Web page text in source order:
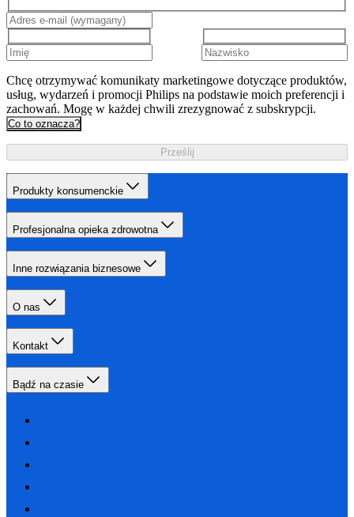
Chcę otrzymywać komunikaty marketingowe dotyczące produktów,
usług, wydarzeń i promocji Philips na podstawie moich preferencji i
zachowań. Mogę w każdej chwili zrezygnować z subskrypcji.
Co to oznacza?
Prześlij
Produkty konsumenckie
Profesjonalna opieka zdrowotna
Inne rozwiązania biznesowe
O nas
Kontakt
Bądź na czasie